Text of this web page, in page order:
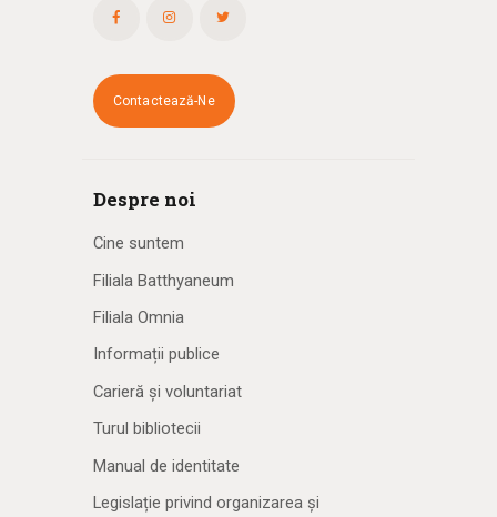
Contactează-Ne
Despre noi
Cine suntem
Filiala Batthyaneum
Filiala Omnia
Informații publice
Carieră și voluntariat
Turul bibliotecii
Manual de identitate
Legislație privind organizarea și